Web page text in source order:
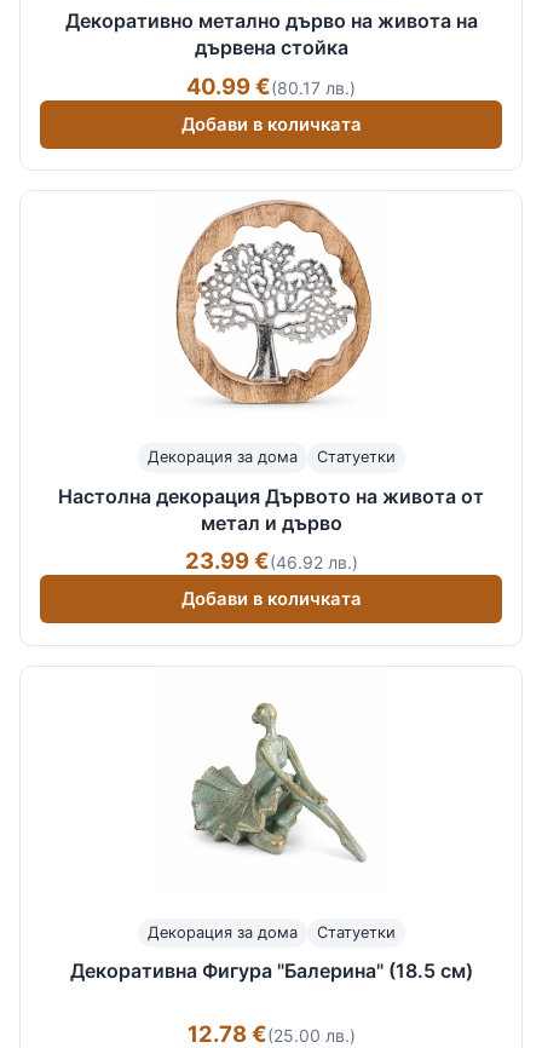
Декоративно метално дърво на живота на
дървена стойка
40.99 €(80.17 лв.)
Добави в количката
Декорация за дома Статуетки
Настолна декорация Дървото на живота от
метал и дърво
23.99 €(46.92 лв.)
Добави в количката
Декорация за дома Статуетки
Декоративна Фигура "Балерина" (18.5 см)
12.78 €(25.00 лв.)